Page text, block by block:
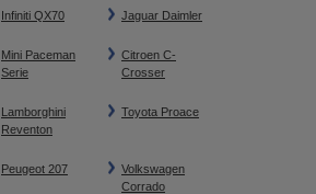
Infiniti QX70 Jaguar Daimler
Mini Paceman
Serie
Citroen C-
Crosser
Lamborghini
Reventon
Toyota Proace
Peugeot 207
Volkswagen
Corrado